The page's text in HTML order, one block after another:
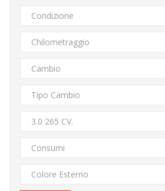
Condizione
Chilometraggio
Cambio
Tipo Cambio
3.0 265 CV.
Consumi
Colore Esterno